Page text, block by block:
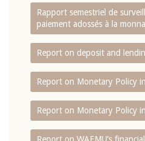
Rapport semestriel de
paiement adossés à la
Report on deposit and
Report on Monetary Policy
Report on Monetary Policy